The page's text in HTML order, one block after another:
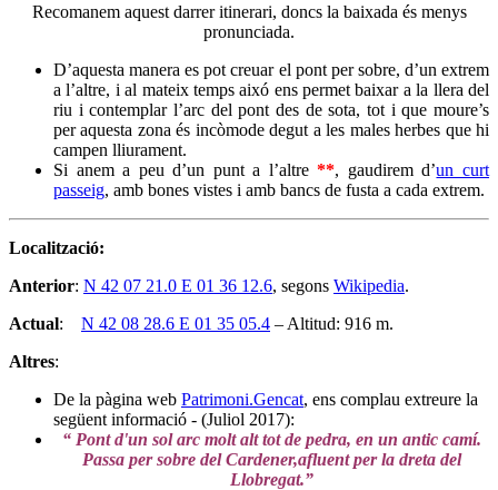
Recomanem aquest darrer itinerari, doncs la baixada és menys
pronunciada.
D’aquesta manera es pot creuar el pont per sobre, d’un extrem
a l’altre, i al mateix temps aixó ens permet baixar a la llera del
riu i contemplar l’arc del pont des de sota, tot i que moure’s
per aquesta zona és incòmode degut a les males herbes que hi
campen lliurament.
Si anem a peu d’un punt a l’altre**, gaudirem d’un curt
passeig, amb bones vistes i amb bancs de fusta a cada extrem.
Localització:
Anterior: N 42 07 21.0 E 01 36 12.6, segons Wikipedia.
Actual: N 42 08 28.6 E 01 35 05.4 – Altitud: 916 m.
Altres:
De la pàgina web Patrimoni.Gencat, ens complau extreure la
següent informació - (Juliol 2017):
“ Pont d'un sol arc molt alt tot de pedra, en un antic camí.
Passa per sobre del Cardener,afluent per la dreta del
Llobregat.”